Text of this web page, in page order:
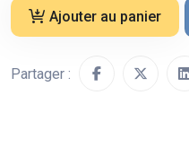
Ajouter au panier
Partager :